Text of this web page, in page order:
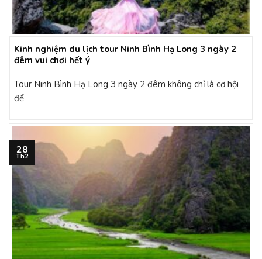
Kinh nghiệm du lịch tour Ninh Bình Hạ Long 3 ngày 2
đêm vui chơi hết ý
Tour Ninh Bình Hạ Long 3 ngày 2 đêm không chỉ là cơ hội
để
28
Th2